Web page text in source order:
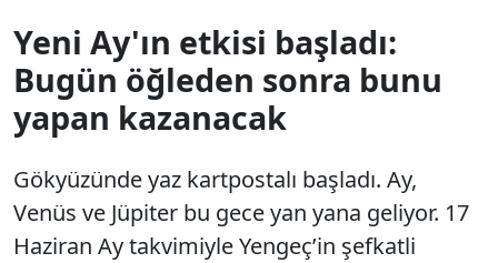
Yeni Ay'ın etkisi başladı:
Bugün öğleden sonra bunu
yapan kazanacak
Gökyüzünde yaz kartpostalı başladı. Ay,
Venüs ve Jüpiter bu gece yan yana geliyor. 17
Haziran Ay takvimiyle Yengeç’in şefkatli